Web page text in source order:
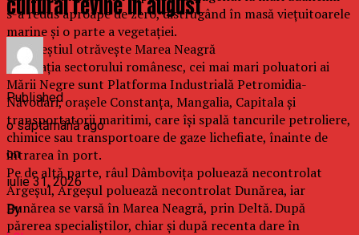
s-a redus aproape de zero, distrugând în masă viețuitoarele
marine și o parte a vegetației.
Bucureștiul otrăvește Marea Neagră
Pe relația sectorului românesc, cei mai mari poluatori ai
Mării Negre sunt Platforma Industrială Petromidia-
Năvodari, orașele Constanța, Mangalia, Capitala și
transportatorii maritimi, care își spală tancurile petroliere,
chimice sau transportoare de gaze lichefiate, înainte de
intrarea în port.
Pe de altă parte, râul Dâmbovița poluează necontrolat
Argeșul, Argeșul poluează necontrolat Dunărea, iar
Dunărea se varsă în Marea Neagră, prin Deltă. După
părerea specialiștilor, chiar și după recenta dare în
cultural revine in august
Published
o săptămână ago
on
iulie 31, 2026
By